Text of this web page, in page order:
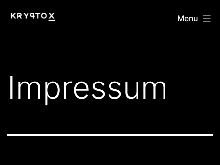
KRYPTOX Menu
Impressum